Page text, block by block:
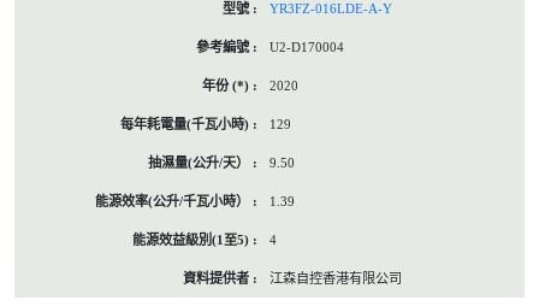
YR3FZ-016LDE-A-Y
U2-D170004
2020
129
9.50
1.39
4
江森自控香港有限公司